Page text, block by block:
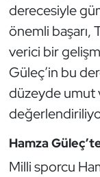
derecesiyle
önemli başarı,
verici bir
Güleç’in bu
düzeyde umut
Hamza
Milli sporcu
Golf
Güreş
Halter
Hentbol